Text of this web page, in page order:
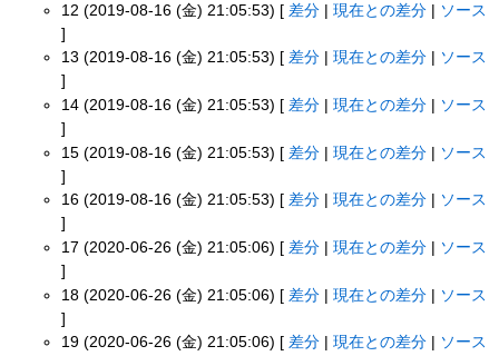
12 (2019-08-16 (金) 21:05:53) [ 差分 |現在との差分 | ソース
]
13 (2019-08-16 (金) 21:05:53) [ 差分 |現在との差分
ソース
]
14 (2019-08-16 (金) 21:05:53) [ 差分 |現在との差分
ソース
]
15 (2019-08-16 (金) 21:05:53) [ 差分 |現在との差分 | ソース
]
16 (2019-08-16 (金) 21:05:53) [ 差分 |現在との差分
ソース
]
17 (2020-06-26 (金) 21:05:06) [ 差分 |現在との差分
ソース
]
18 (2020-06-26 (金) 21:05:06) [ 差分 |現在との差分 | ソース
]
19 (2020-06-26 (金) 21:05:06) [ 差分 |現在との差分
ソース